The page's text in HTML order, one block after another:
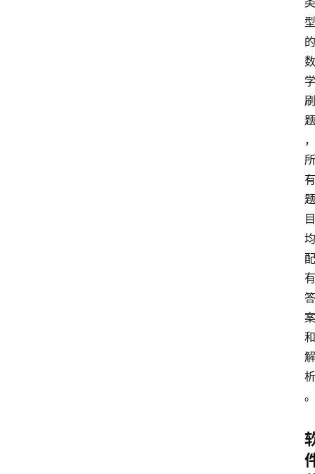
型
的
数
学
刷
题
，
所
有
题
目
均
配
有
答
案
和
解
析
。